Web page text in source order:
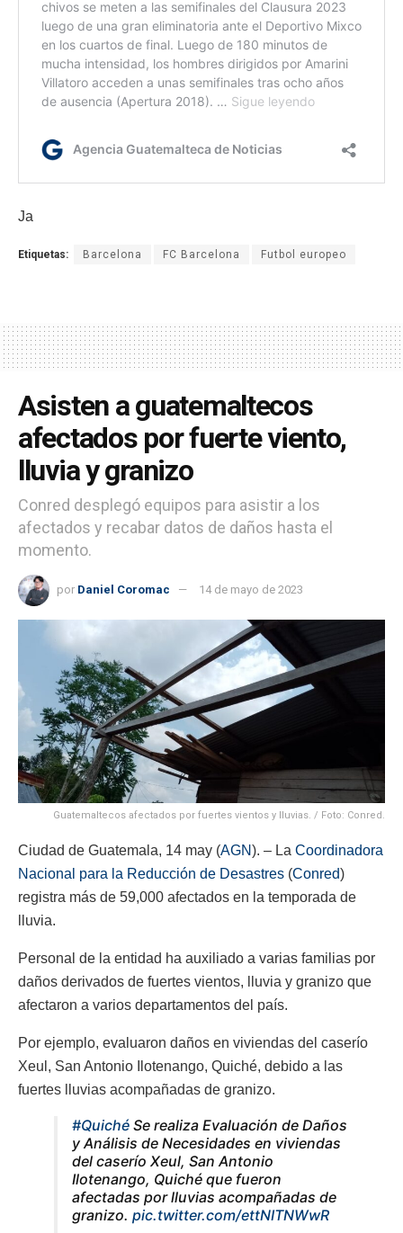
Ja
Etiquetas: Barcelona FC Barcelona Futbol europeo
Asisten a guatemaltecos
afectados por fuerte viento,
lluvia y granizo
Conred desplegó equipos para asistir a los
afectados y recabar datos de daños hasta el
momento.
por Daniel Coromac 14 de mayo de 2023
Guatemaltecos afectados por fuertes vientos y lluvias. / Foto: Conred.
Ciudad de Guatemala, 14 may (AGN). – La Coordinadora
Nacional para la Reducción de Desastres (Conred)
registra más de 59,000 afectados en la temporada de
lluvia.
Personal de la entidad ha auxiliado a varias familias por
daños derivados de fuertes vientos, lluvia y granizo que
afectaron a varios departamentos del país.
Por ejemplo, evaluaron daños en viviendas del caserío
Xeul, San Antonio Ilotenango, Quiché, debido a las
fuertes lluvias acompañadas de granizo.
#Quiché Se realiza Evaluación de Daños
y Análisis de Necesidades en viviendas
del caserío Xeul, San Antonio
Ilotenango, Quiché que fueron
afectadas por lluvias acompañadas de
granizo. pic.twitter.com/ettNITNWwR